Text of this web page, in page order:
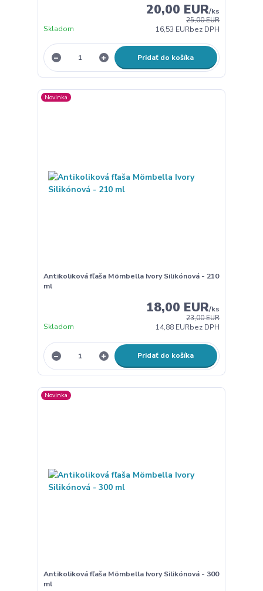
25,00 EUR
20,00 EUR/ks
16,53 EURbez DPH
Skladom
Pridať do košíka
Novinka
Antikoliková fľaša Mömbella Ivory Silikónová - 210
ml
23,00 EUR
18,00 EUR/ks
14,88 EURbez DPH
Skladom
Pridať do košíka
Novinka
Antikoliková fľaša Mömbella Ivory Silikónová - 300
ml